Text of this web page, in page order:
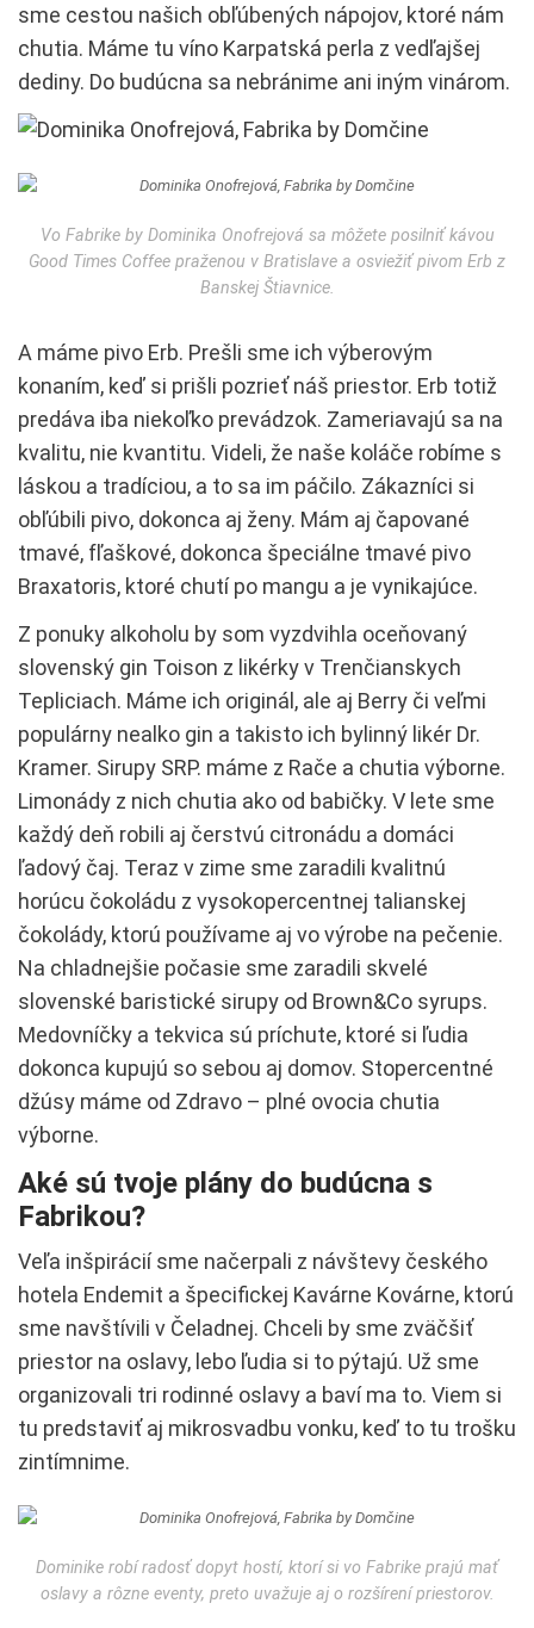
sme cestou našich obľúbených nápojov, ktoré nám
chutia. Máme tu víno Karpatská perla z vedľajšej
dediny. Do budúcna sa nebránime ani iným vinárom.
Vo Fabrike by Dominika Onofrejová sa môžete posilniť kávou
Good Times Coffee praženou v Bratislave a osviežiť pivom Erb z
Banskej Štiavnice.
A máme pivo Erb. Prešli sme ich výberovým
konaním, keď si prišli pozrieť náš priestor. Erb totiž
predáva iba niekoľko prevádzok. Zameriavajú sa na
kvalitu, nie kvantitu. Videli, že naše koláče robíme s
láskou a tradíciou, a to sa im páčilo. Zákazníci si
obľúbili pivo, dokonca aj ženy. Mám aj čapované
tmavé, fľaškové, dokonca špeciálne tmavé pivo
Braxatoris, ktoré chutí po mangu a je vynikajúce.
Z ponuky alkoholu by som vyzdvihla oceňovaný
slovenský gin Toison z likérky v Trenčianskych
Tepliciach. Máme ich originál, ale aj Berry či veľmi
populárny nealko gin a takisto ich bylinný likér Dr.
Kramer. Sirupy SRP. máme z Rače a chutia výborne.
Limonády z nich chutia ako od babičky. V lete sme
každý deň robili aj čerstvú citronádu a domáci
ľadový čaj. Teraz v zime sme zaradili kvalitnú
horúcu čokoládu z vysokopercentnej talianskej
čokolády, ktorú používame aj vo výrobe na pečenie.
Na chladnejšie počasie sme zaradili skvelé
slovenské baristické sirupy od Brown&Co syrups.
Medovníčky a tekvica sú príchute, ktoré si ľudia
dokonca kupujú so sebou aj domov. Stopercentné
džúsy máme od Zdravo – plné ovocia chutia
výborne.
Aké sú tvoje plány do budúcna s
Fabrikou?
Veľa inšpirácií sme načerpali z návštevy českého
hotela Endemit a špecifickej Kavárne Kovárne, ktorú
sme navštívili v Čeladnej. Chceli by sme zväčšiť
priestor na oslavy, lebo ľudia si to pýtajú. Už sme
organizovali tri rodinné oslavy a baví ma to. Viem si
tu predstaviť aj mikrosvadbu vonku, keď to tu trošku
zintímnime.
Dominike robí radosť dopyt hostí, ktorí si vo Fabrike prajú mať
oslavy a rôzne eventy, preto uvažuje aj o rozšírení priestorov.